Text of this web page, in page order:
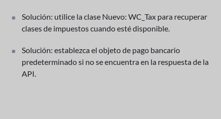
Solución: utilice la clase Nuevo: WC_Tax para recuperar
clases de impuestos cuando esté disponible.
Solución: establezca el objeto de pago bancario
predeterminado si no se encuentra en la respuesta de la
API.